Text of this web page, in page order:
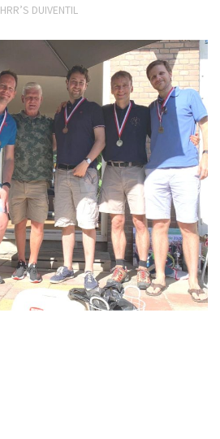
HRR’S DUIVENTIL